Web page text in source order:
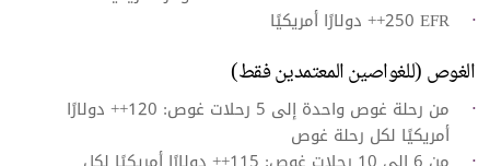
EFR‏ 250++ دولارًا أمريكيًا
الغوص (للغواصين المعتمدين فقط)
من رحلة غوص واحدة إلى 5 رحلات غوص: 120++ دولارًا
أمريكيًا لكل رحلة غوص